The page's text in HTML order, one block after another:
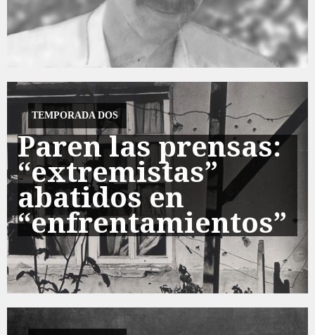
TEMPORADA DOS
Paren las prensas:
“extremistas”
abatidos en
“enfrentamientos”